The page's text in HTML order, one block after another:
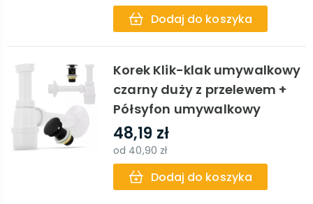
Dodaj do koszyka
Korek Klik-klak umywalkowy
czarny duży z przelewem +
Półsyfon umywalkowy
48,19 zł
od 40,90 zł
Dodaj do koszyka